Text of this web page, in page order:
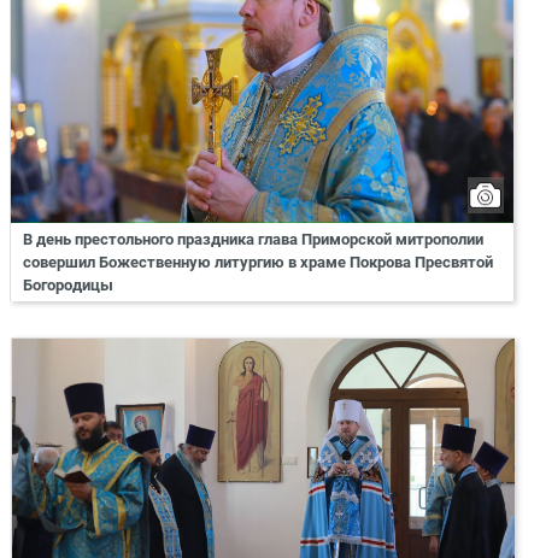
В день престольного праздника глава Приморской митрополии
совершил Божественную литургию в храме Покрова Пресвятой
Богородицы